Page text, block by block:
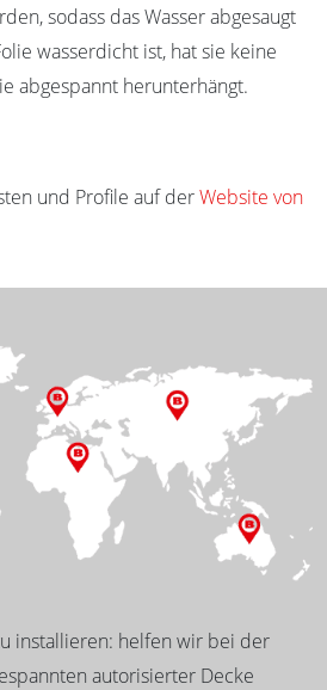
sodass das Wasser abgesaugt
wasserdicht ist, hat sie keine
abgespannt herunterhängt.
und Profile auf derWebsite von
installieren: helfen wir bei der
autorisierter Decke